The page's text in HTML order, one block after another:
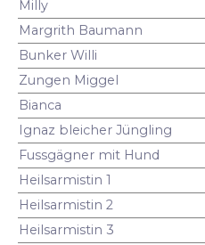
Milly
Margrith Baumann
Bunker Willi
Zungen Miggel
Bianca
Ignaz bleicher Jüngling
Fussgägner mit Hund
Heilsarmistin 1
Heilsarmistin 2
Heilsarmistin 3